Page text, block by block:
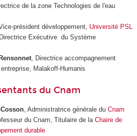
de la zone Technologies de l'eau
président développement, Université PSL
Directrice Exécutive du Système
, Directrice accompagnement
Malakoff-Humanis
du Cnam
, Administratrice générale du Cnam
du Cnam, Titulaire de la Chaire de
durable